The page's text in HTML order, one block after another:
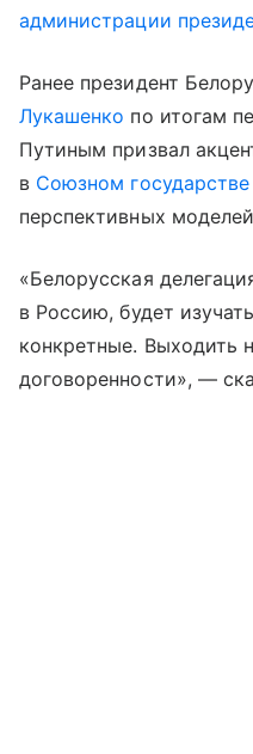
администрации
Ранее президент
Лукашенко по итогам
Путиным призвал
в Союзном государстве
перспективных
«Белорусская
в Россию, будет
конкретные. Выходить
договоренности», —